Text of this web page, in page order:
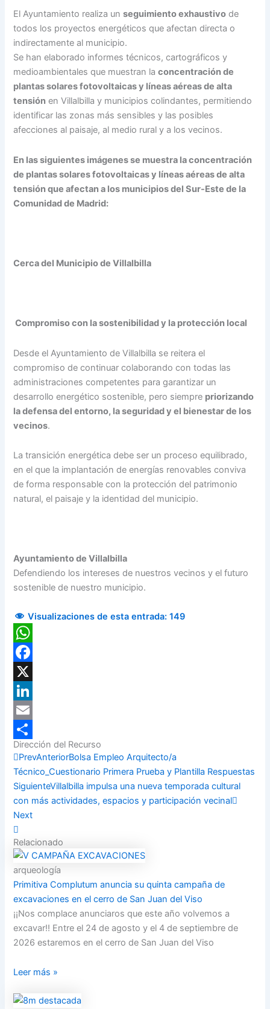
El Ayuntamiento realiza unseguimiento exhaustivo de
todos los proyectos energéticos que afectan directa o
indirectamente al municipio.
Se han elaborado informes técnicos, cartográficos y
medioambientales que muestran laconcentración de
plantas solares fotovoltaicas y líneas aéreas de alta
tensión en Villalbilla y municipios colindantes, permitiendo
identificar las zonas más sensibles y las posibles
afecciones al paisaje, al medio rural y a los vecinos.
En las siguientes imágenes se muestra la concentración
de plantas solares fotovoltaicas y líneas aéreas de alta
tensión que afectan a los municipios del Sur-Este de la
Comunidad de Madrid:
Cerca del Municipio de Villalbilla
Compromiso con la sostenibilidad y la protección local
Desde el Ayuntamiento de Villalbilla se reitera el
compromiso de continuar colaborando con todas las
administraciones competentes para garantizar un
desarrollo energético sostenible, pero siempre priorizando
la defensa del entorno, la seguridad y el bienestar de los
vecinos.
La transición energética debe ser un proceso equilibrado,
en el que la implantación de energías renovables conviva
de forma responsable con la protección del patrimonio
natural, el paisaje y la identidad del municipio.
Ayuntamiento de Villalbilla
Defendiendo los intereses de nuestros vecinos y el futuro
sostenible de nuestro municipio.
Visualizaciones de esta entrada: 149
WhatsApp
Facebook
X
LinkedIn
Email
Compartir
Dirección del Recurso
PrevAnteriorBolsa Empleo Arquitecto/a
Técnico_Cuestionario Primera Prueba y Plantilla Respuestas
SiguienteVillalbilla impulsa una nueva temporada cultural
con más actividades, espacios y participación vecinal
Next
Relacionado
arqueología
Primitiva Complutum anuncia su quinta campaña de
excavaciones en el cerro de San Juan del Viso
¡¡Nos complace anunciaros que este año volvemos a
excavar!! Entre el 24 de agosto y el 4 de septiembre de
2026 estaremos en el cerro de San Juan del Viso
Leer más »